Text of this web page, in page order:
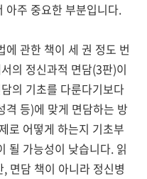
아주 중요한 부분입니다.
관한 책이 세 권 정도 번
의 정신과적 면담(3판)이
의 기초를 다룬다기보다
격 등)에 맞게 면담하는 방
로 어떻게 하는지 기초부
될 가능성이 낮습니다. 읽
면담 책이 아니라 정신병